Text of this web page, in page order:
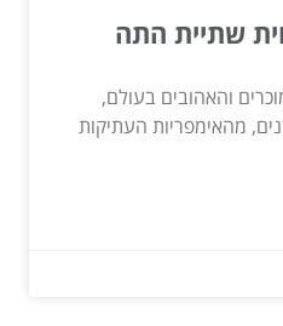
שתיית התה
והאהובים בעולם,
מהאימפריות העתיקות